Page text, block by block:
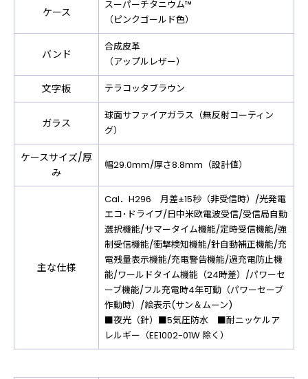
ケース
スーパーチタニウム™
（ピンクゴールド色）
バンド
合成皮革
（アップルレザー）
文字板 テラコッタブラウン
ガラス
球面サファイアガラス（無反射コーティン
グ）
ケースサイズ/厚
み
幅29.0mm/厚さ8.8mm（設計値）
主な仕様
Cal．H296 月差±15秒（非受信時）/光発電
エコ･ドライブ/日中米欧電波受信/受信局自動
選択機能/サマータイム機能/定時受信機能/強
制受信機能/衝撃検知機能/針自動補正機能/充
電残量表示機能/充電警告機能/過充電防止機
能/ワールドタイム機能（24時差）/パワーセ
ーブ機能/フル充電時4年可動（パワーセーブ
作動時）/絵表示(サン＆ムーン)
■夜光（針）■5気圧防水 ■耐ニッケルア
レルギー（EE1002-01W 除く）